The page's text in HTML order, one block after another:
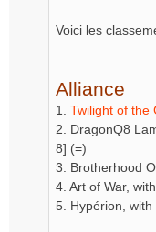
Voici les
Alliance
1. Twilight of the
2. DragonQ8
8] (=)
3. Brotherhood
4. Art of War,
5. Hypérion,